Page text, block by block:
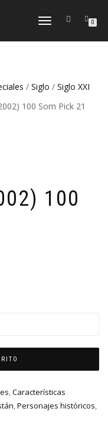
CAMBIAR
0
/ Siglo / Siglo XXI
100 Som Pick 21
100
,Características
,Personajes históricos,